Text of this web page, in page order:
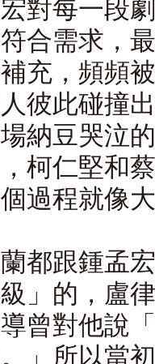
對每一段
合需求，
充，頻頻
彼此碰撞
納豆哭泣
柯仁堅和
過程就像
都跟鍾孟
」的，盧
曾對他說
」所以當